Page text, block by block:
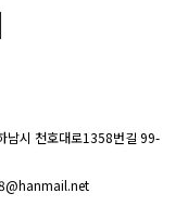
남시 천호대로1358번길 99-